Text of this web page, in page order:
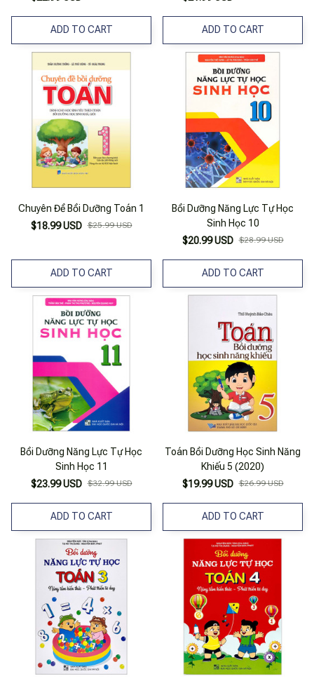
ADD TO CART ADD TO CART
Chuyên Đề Bồi Dưỡng Toán 1
$18.99 USD $25.99 USD
ADD TO CART
Bồi Dưỡng Năng Lực Tự Học
Sinh Học 10
$20.99 USD $28.99 USD
ADD TO CART
Bồi Dưỡng Năng Lực Tự Học
Sinh Học 11
$23.99 USD $32.99 USD
ADD TO CART
Toán Bồi Dưỡng Học Sinh Năng
Khiếu 5 (2020)
$19.99 USD $26.99 USD
ADD TO CART